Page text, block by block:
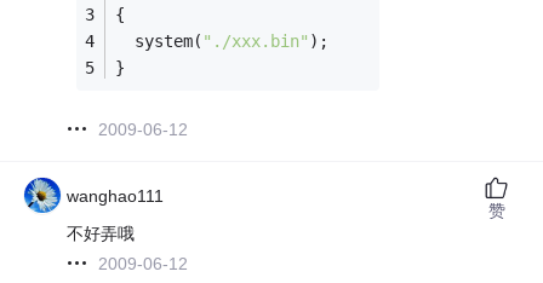
{
  system(
"./xxx.bin" );
}
2009-06-12
wanghao111
不好弄哦
2009-06-12
赞